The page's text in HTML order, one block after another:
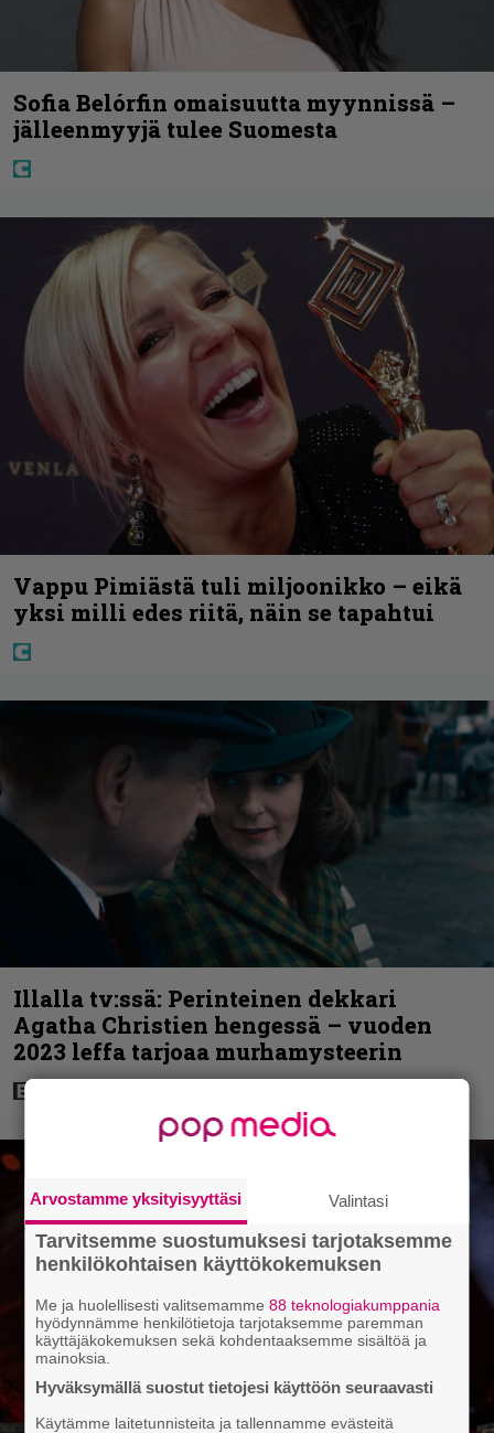
Sofia Belórfin omaisuutta myynnissä –
jälleenmyyjä tulee Suomesta
Vappu Pimiästä tuli miljoonikko – eikä
yksi milli edes riitä, näin se tapahtui
Illalla tv:ssä: Perinteinen dekkari
Agatha Christien hengessä – vuoden
2023 leffa tarjoaa murhamysteerin
Arvostamme yksityisyyttäsi Valintasi
Tarvitsemme suostumuksesi tarjotaksemme
henkilökohtaisen käyttökokemuksen
Me ja huolellisesti valitsemamme88 teknologiakumppania
hyödynnämme henkilötietoja tarjotaksemme paremman
käyttäjäkokemuksen sekä kohdentaaksemme sisältöä ja
mainoksia.
Hyväksymällä suostut tietojesi käyttöön seuraavasti
Käytämme laitetunnisteita ja tallennamme evästeitä